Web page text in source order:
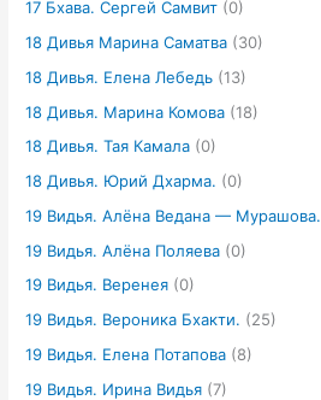
17 Бхава. Сергей Самвит (0)
18 Дивья Марина Саматва (30)
18 Дивья. Елена Лебедь (13)
18 Дивья. Марина Комова (18)
18 Дивья. Тая Камала (0)
18 Дивья. Юрий Дхарма. (0)
19 Видья. Алёна Ведана — Мурашова.
19 Видья. Алёна Поляева (0)
19 Видья. Веренея (0)
19 Видья. Вероника Бхакти. (25)
19 Видья. Елена Потапова (8)
19 Видья. Ирина Видья (7)